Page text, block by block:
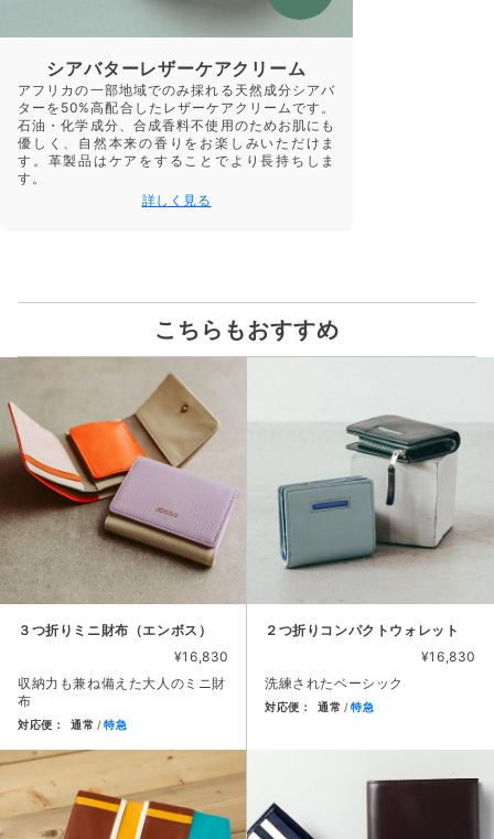
シアバターレザーケアクリーム
アフリカの一部地域でのみ採れる天然成分シアバ
ターを50%高配合したレザーケアクリームです。
石油・化学成分、合成香料不使用のためお肌にも
優しく、自然本来の香りをお楽しみいただけま
す。革製品はケアをすることでより長持ちしま
す。
詳しく見る
こちらもおすすめ
３つ折りミニ財布（エンボス）
¥16,830
収納力も兼ね備えた大人のミニ財
布
対応便： 通常 特急
商品カード。商品: ３つ折りミニ財布（エンボス）, 価格:
２つ折りコンパクトウォレット
¥16,830
洗練されたベーシック
対応便： 通常 特急